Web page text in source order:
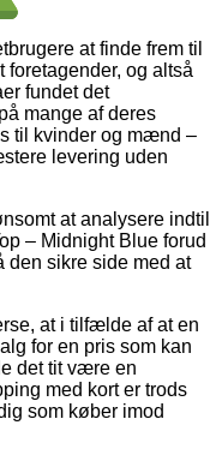
at finde frem til
foretagender, og altså
fundet det
mange af deres
til kvinder og mænd –
levering uden
at analysere indtil
– Midnight Blue forud
den sikre side med at
at i tilfælde af at en
for en pris som kan
det tit være en
med kort er trods
som køber imod